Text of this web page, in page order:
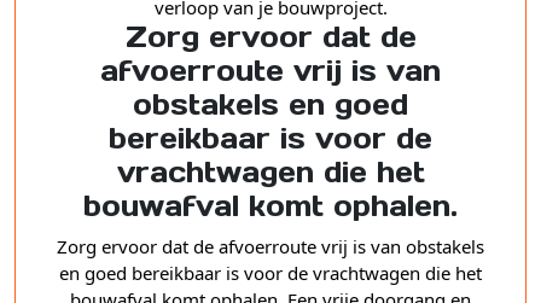
verloop van je bouwproject.
Zorg ervoor dat de
afvoerroute vrij is van
obstakels en goed
bereikbaar is voor de
vrachtwagen die het
bouwafval komt ophalen.
Zorg ervoor dat de afvoerroute vrij is van obstakels
en goed bereikbaar is voor de vrachtwagen die het